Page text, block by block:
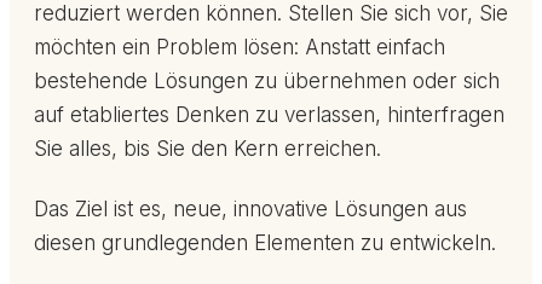
reduziert werden können. Stellen Sie sich vor, Sie
möchten ein Problem lösen: Anstatt einfach
bestehende Lösungen zu übernehmen oder sich
auf etabliertes Denken zu verlassen, hinterfragen
Sie alles, bis Sie den Kern erreichen.
Das Ziel ist es, neue, innovative Lösungen aus
diesen grundlegenden Elementen zu entwickeln.